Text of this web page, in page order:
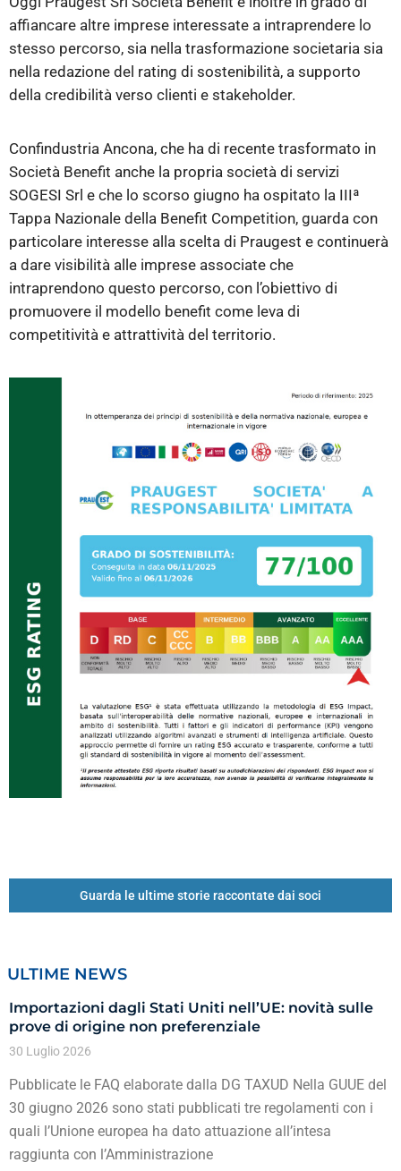
affiancare altre imprese interessate a intraprendere lo
stesso percorso, sia nella trasformazione societaria sia
nella redazione del rating di sostenibilità, a supporto
della credibilità verso clienti e stakeholder.
Confindustria Ancona, che ha di recente trasformato in
Società Benefit anche la propria società di servizi
SOGESI Srl e che lo scorso giugno ha ospitato la IIIª
Tappa Nazionale della Benefit Competition, guarda con
particolare interesse alla scelta di Praugest e continuerà
a dare visibilità alle imprese associate che
intraprendono questo percorso, con l’obiettivo di
promuovere il modello benefit come leva di
competitività e attrattività del territorio.
Guarda le ultime storie raccontate dai soci
ULTIME NEWS
Importazioni dagli Stati Uniti nell’UE: novità sulle
prove di origine non preferenziale
30 Luglio 2026
Pubblicate le FAQ elaborate dalla DG TAXUD Nella GUUE del
30 giugno 2026 sono stati pubblicati tre regolamenti con i
quali l’Unione europea ha dato attuazione all’intesa
raggiunta con l’Amministrazione